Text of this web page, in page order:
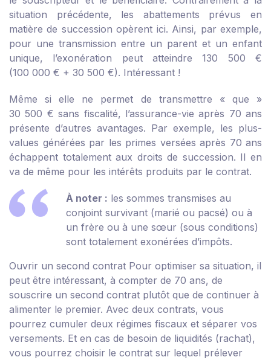
situation précédente, les abattements prévus en
matière de succession opèrent ici. Ainsi, par exemple,
pour une transmission entre un parent et un enfant
unique, l’exonération peut atteindre 130 500 €
(100 000 € + 30 500 €). Intéressant !
Même si elle ne permet de transmettre « que »
30 500 € sans fiscalité, l’assurance-vie après 70 ans
présente d’autres avantages. Par exemple, les plus-
values générées par les primes versées après 70 ans
échappent totalement aux droits de succession. Il en
va de même pour les intérêts produits par le contrat.
À noter : les sommes transmises au
conjoint survivant (marié ou pacsé) ou à
un frère ou à une sœur (sous conditions)
sont totalement exonérées d’impôts.
Ouvrir un second contrat Pour optimiser sa situation, il
peut être intéressant, à compter de 70 ans, de
souscrire un second contrat plutôt que de continuer à
alimenter le premier. Avec deux contrats, vous
pourrez cumuler deux régimes fiscaux et séparer vos
versements. Et en cas de besoin de liquidités (rachat),
vous pourrez choisir le contrat sur lequel prélever